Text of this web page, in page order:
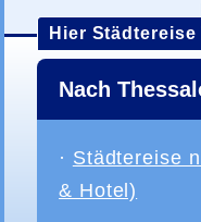
Hier
Nach
· Städtereise
& Hotel)